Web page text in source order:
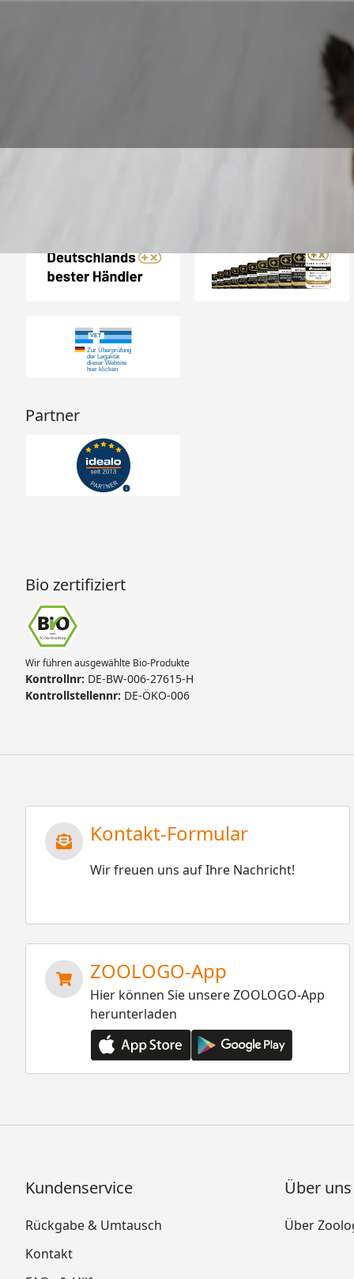
„Gute
Zoologo,schnelle
top“
Partner
Bio zertifiziert
Wir führen ausgewählte Bio-Produkte
Kontrollnr: DE-BW-006-27615-H
Kontrollstellennr: DE-ÖKO-006
Kontakt-Formular
Wir freuen uns auf Ihre Nachricht!
ZOOLOGO-App
Hier können Sie unsere ZOOLOGO-App
herunterladen
Kundenservice
Rückgabe & Umtausch
Kontakt
Über uns
Über